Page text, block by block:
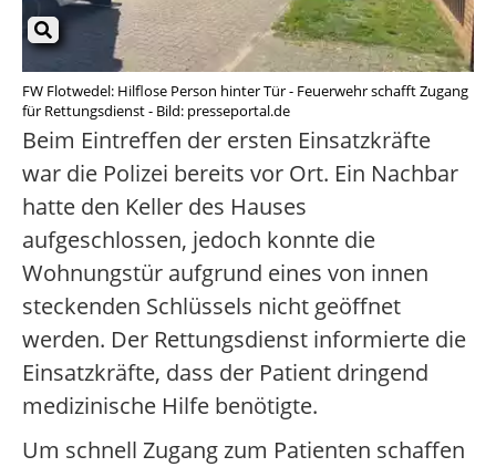
FW Flotwedel: Hilflose Person hinter Tür - Feuerwehr schafft Zugang
für Rettungsdienst - Bild: presseportal.de
Beim Eintreffen der ersten Einsatzkräfte
war die Polizei bereits vor Ort. Ein Nachbar
hatte den Keller des Hauses
aufgeschlossen, jedoch konnte die
Wohnungstür aufgrund eines von innen
steckenden Schlüssels nicht geöffnet
werden. Der Rettungsdienst informierte die
Einsatzkräfte, dass der Patient dringend
medizinische Hilfe benötigte.
Um schnell Zugang zum Patienten schaffen